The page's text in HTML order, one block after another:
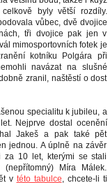
byly větší rozdíly.
vůbec, dvě dvojice
tři dvojice pak jen v
mimosportovních fotek je
kotníku Polgára při
navázat na slušné
zranil, naštěstí o dost
specialitu k jubileu, a
Nejprve dostal ocenění
Jakeš a pak také pět
jednou. A úplně na závěr
za 10 let, kterými se stali
Míra Málek.
v této tabulce, chcete-li ti